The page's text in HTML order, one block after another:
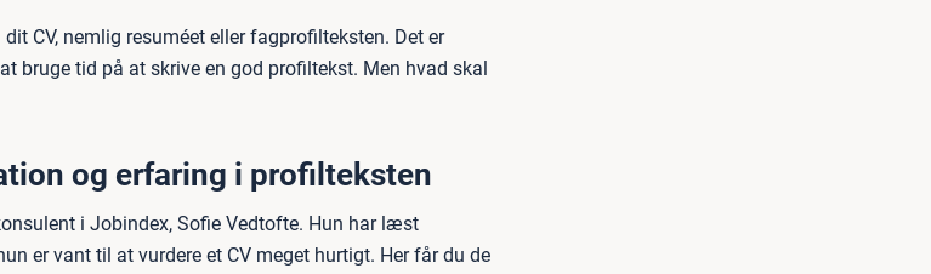
CV, nemlig resuméet eller fagprofilteksten. Det er
bruge tid på at skrive en god profiltekst. Men hvad skal
og erfaring i profilteksten
i Jobindex, Sofie Vedtofte. Hun har læst
er vant til at vurdere et CV meget hurtigt. Her får du de